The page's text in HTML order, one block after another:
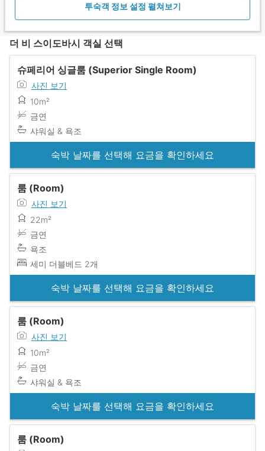
투숙객 정보 설정 펼쳐보기
더 비 스이도바시 객실 선택
슈페리어 싱글룸 (Superior Single Room)
사진 보기
10m²
금연
샤워실 & 욕조
숙박 날짜를 선택해 요금을 확인하세요
룸 (Room)
사진 보기
22m²
금연
욕조
세미 더블베드 2개
숙박 날짜를 선택해 요금을 확인하세요
룸 (Room)
사진 보기
10m²
금연
샤워실 & 욕조
숙박 날짜를 선택해 요금을 확인하세요
룸 (Room)